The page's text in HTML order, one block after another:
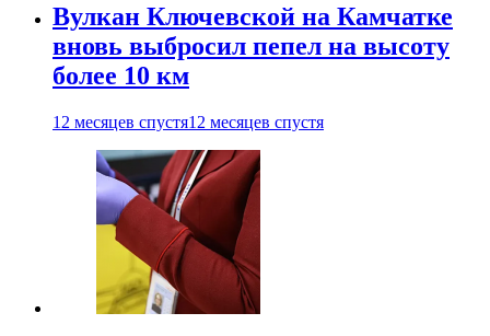
Вулкан Ключевской на Камчатке
вновь выбросил пепел на высоту
более 10 км
12 месяцев спустя12 месяцев спустя